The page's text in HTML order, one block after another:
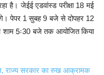
है। जेईई एडवांस्ड परीक्षा 18 मई
पेपर 1 सुबह 9 बजे से दोपहर 12
5ः30 बजे तक आयोजित किया
राज्य सरकार का रुख आक्रामक